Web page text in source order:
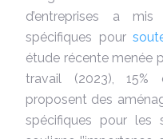
d’entreprises a
spécifiques pour
étude récente menée
travail (2023), 15%
proposent des
spécifiques pour les